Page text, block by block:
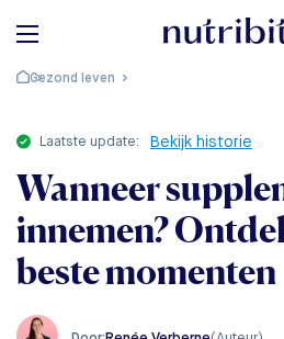
Gezond leven
laatste update: Bekijk historie
Wanneer
innemen?
beste momenten